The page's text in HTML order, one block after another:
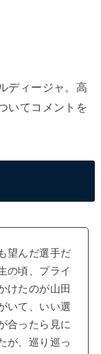
ディージャ。高
いてコメントを
望んだ選手だ
の頃、プライ
けたのが山田
いて、いい選
合ったら見に
が、巡り巡っ